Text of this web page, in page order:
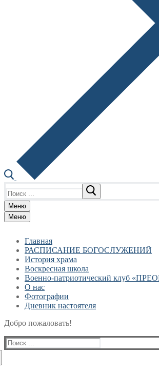
Меню
Меню
Главная
РАСПИСАНИЕ БОГОСЛУЖЕНИЙ
История храма
Воскресная школа
Военно-патриотический клуб
О нас
Фотографии
Дневник настоятеля
Добро пожаловать!
Найти: